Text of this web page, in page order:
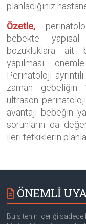
planladığınız
Özetle,
bebekte
bozukluklara ait
yapılması
Perinatoloji
zaman gebeliğin
ultrason perinatoloji
avantajı bebeğin
sorunların da
ileri tetkiklerin
ÖNEMLİ
Bu sitenin içeriği sadece